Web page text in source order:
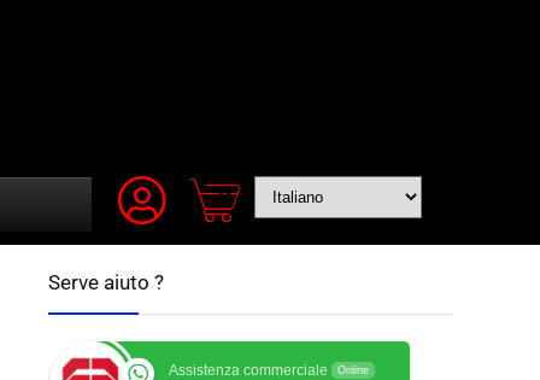
Serve aiuto ?
Assistenza commerciale Online